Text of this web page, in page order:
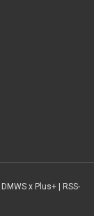
DMWS x Plus+ | RSS-